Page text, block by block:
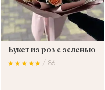
Букет из роз с зеленью
/ 86